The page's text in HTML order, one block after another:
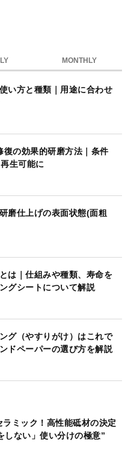
MONTHLY
い方と種類｜用途に合わせ
復の効果的研磨方法｜条件
生可能に
磨仕上げの表面状態(面粗
は｜仕組みや種類、寿命を
グシートについて解説
グ（やすりがけ）はこれで
ドペーパーの選び方を解説
ミック！高性能砥材の決定
しない」使い分けの極意”